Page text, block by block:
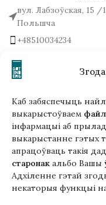
Каб забяспечыць
выкарыстоўваем
інфармацыі аб
выкарыстанне гэтых
апрацоўваць такія
старонак альбо Вашы
Адхіленне гэтай
некаторыя функцыі
з
вул. Лабзоўская, 15 /
Польшча
+48510034234